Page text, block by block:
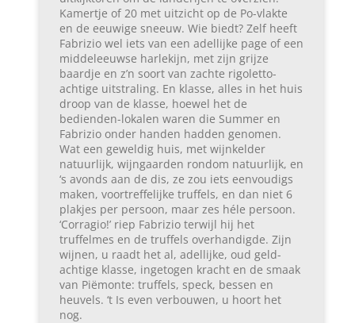
Kamertje of 20 met uitzicht op de Po-vlakte
en de eeuwige sneeuw. Wie biedt? Zelf heeft
Fabrizio wel iets van een adellijke page of een
middeleeuwse harlekijn, met zijn grijze
baardje en z’n soort van zachte rigoletto-
achtige uitstraling. En klasse, alles in het huis
droop van de klasse, hoewel het de
bedienden-lokalen waren die Summer en
Fabrizio onder handen hadden genomen.
Wat een geweldig huis, met wijnkelder
natuurlijk, wijngaarden rondom natuurlijk, en
‘s avonds aan de dis, ze zou iets eenvoudigs
maken, voortreffelijke truffels, en dan niet 6
plakjes per persoon, maar zes héle persoon.
‘Corragio!’ riep Fabrizio terwijl hij het
truffelmes en de truffels overhandigde. Zijn
wijnen, u raadt het al, adellijke, oud geld-
achtige klasse, ingetogen kracht en de smaak
van Piëmonte: truffels, speck, bessen en
heuvels. ‘t Is even verbouwen, u hoort het
nog.